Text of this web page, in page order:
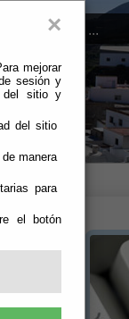
×
mejorar
sesión y
del sitio y
del sitio
manera
para
el botón